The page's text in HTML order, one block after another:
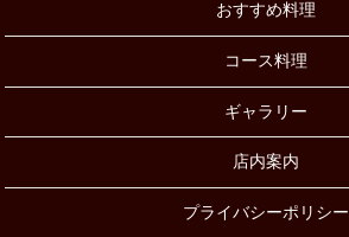
おすすめ料理
コース料理
ギャラリー
店内案内
プライバシーポリシー